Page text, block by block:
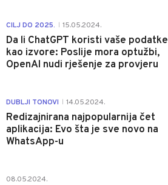
CILJ DO 2025. 15.05.2024.
Da li ChatGPT koristi vaše podatke
kao izvore: Poslije mora optužbi,
OpenAI nudi rješenje za provjeru
DUBLJI TONOVI 14.05.2024.
Redizajnirana najpopularnija čet
aplikacija: Evo šta je sve novo na
WhatsApp-u
08.05.2024.